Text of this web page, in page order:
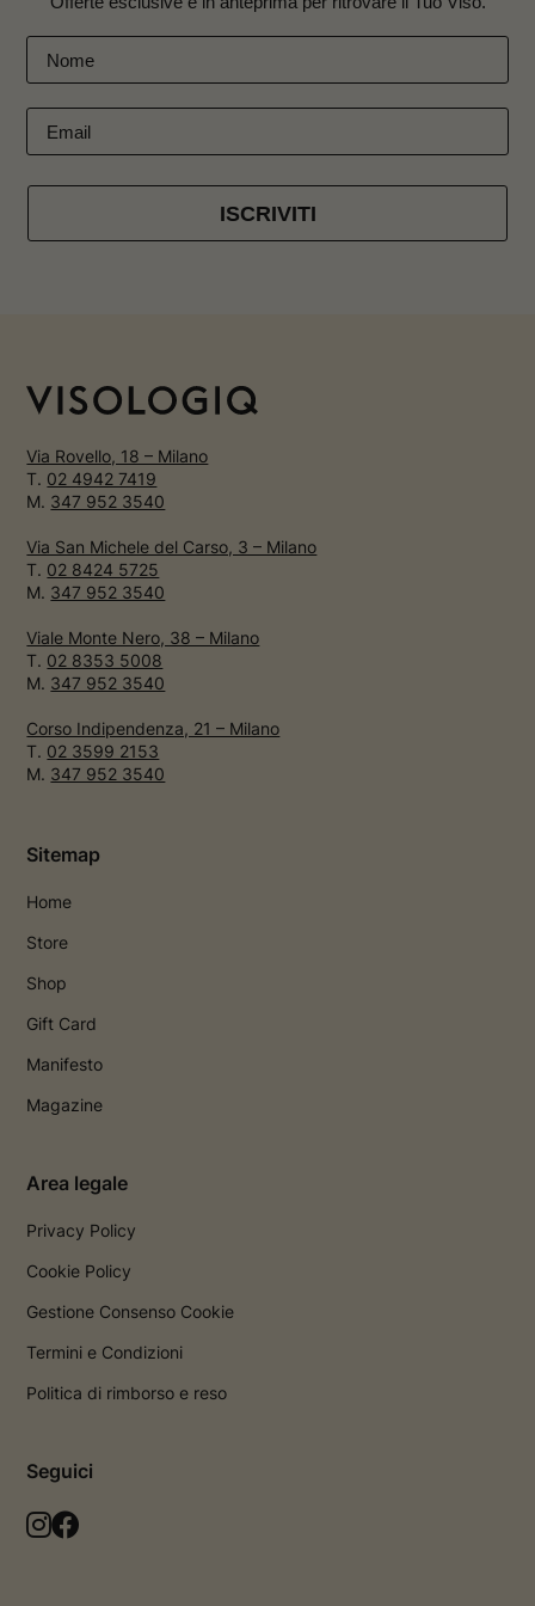
ISCRIVITI
Via Rovello, 18 – Milano
T. 02 4942 7419
M. 347 952 3540
Via San Michele del Carso, 3 – Milano
T. 02 8424 5725
M. 347 952 3540
Viale Monte Nero, 38 – Milano
T. 02 8353 5008
M. 347 952 3540
Corso Indipendenza, 21 – Milano
T. 02 3599 2153
M. 347 952 3540
Sitemap
Home
Store
Shop
Gift Card
Manifesto
Magazine
Area legale
Privacy Policy
Cookie Policy
Gestione Consenso Cookie
Termini e Condizioni
Politica di rimborso e reso
Seguici
L